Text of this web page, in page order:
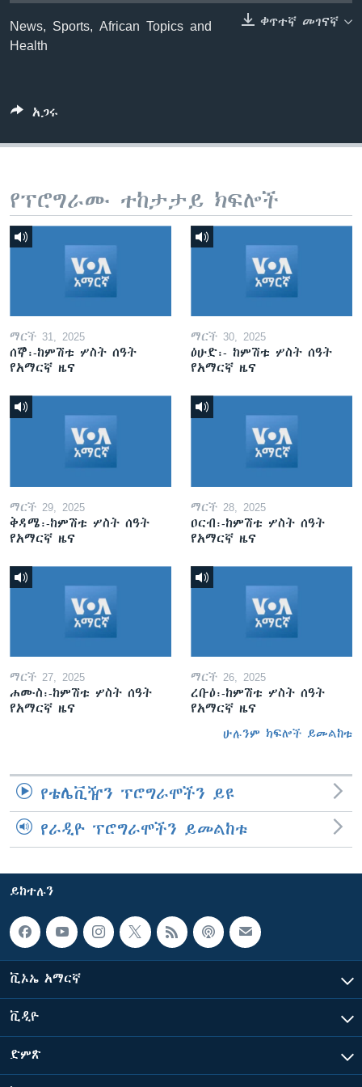
ቀጥተኛ መገናኛ
News, Sports, African Topics and
Health
አጋሩ
የፕሮግራሙ ተከታታይ ክፍሎች
ማርች 31, 2025
ሰኞ፡-ከምሽቱ ሦስት ሰዓት
የአማርኛ ዜና
ማርች 30, 2025
ዕሁድ፡- ከምሽቱ ሦስት ሰዓት
የአማርኛ ዜና
ማርች 29, 2025
ቅዳሜ፡-ከምሽቱ ሦስት ሰዓት
የአማርኛ ዜና
ማርች 28, 2025
ዐርብ፡-ከምሽቱ ሦስት ሰዓት
የአማርኛ ዜና
ማርች 27, 2025
ሐሙስ፡-ከምሽቱ ሦስት ሰዓት
የአማርኛ ዜና
ማርች 26, 2025
ረቡዕ፡-ከምሽቱ ሦስት ሰዓት
የአማርኛ ዜና
ሁሉንም ክፍሎች ይመልከቱ
የቴሌቪዥን ፕሮግራሞችን ይዩ
የራዲዮ ፕሮግራሞችን ይመልከቱ
ይከተሉን
ቪኦኤ አማርኛ
ቪዲዮ
ድምጽ